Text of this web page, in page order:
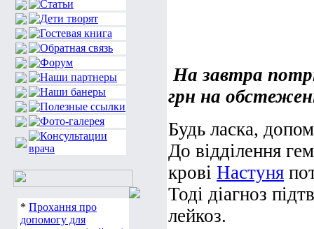
* Прохання про
допомогу для
Назавтра
грн на
Будь ласка,
До відділення
крові Настуня
Тоді діагноз
лейкоз.